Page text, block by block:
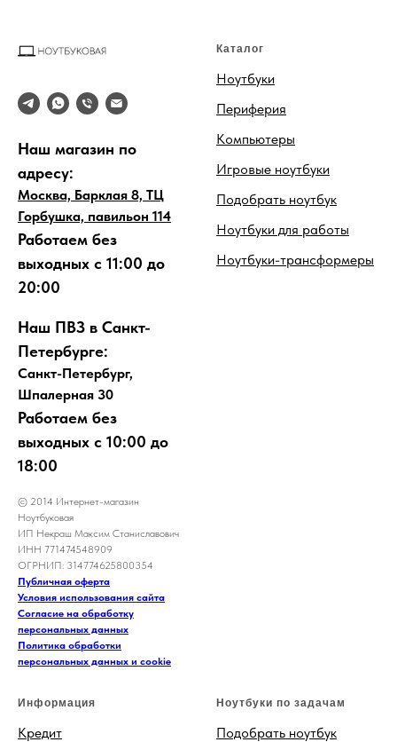
Наш магазин по
адресу:
Москва, Барклая 8, ТЦ
Горбушка, павильон 114
Работаем без
выходных с 11:00 до
20:00
Наш ПВЗ в Санкт-
Петербурге:
Санкт-Петербург,
Шпалерная 30
Работаем без
выходных с 10:00 до
18:00
© 2014 Интернет-магазин
Ноутбуковая
ИП Некраш Максим Станиславович
ИНН 771474548909
ОГРНИП: 314774625800354
Публичная оферта
Условия использования сайта
Согласие на обработку
персональных данных
Политика обработки
персональных данных и cookie
Каталог
Ноутбуки
Периферия
Компьютеры
Игровые ноутбуки
Подобрать ноутбук
Ноутбуки для работы
Ноутбуки-трансформеры
Информация
Кредит
Ноутбуки по задачам
Подобрать ноутбук